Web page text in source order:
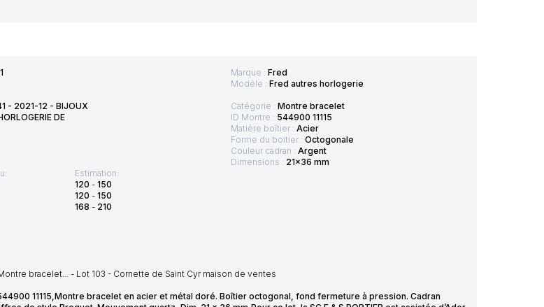
- 2021-12 - BIJOUX
DE
Estimation:
120 - 150
120 - 150
168 - 210
Marque : Fred
Modèle : Fred autres horlogerie
Catégorie : Montre bracelet
ID Montre : 544900 11115
Matière boîtier : Acier
Forme du boitier : Octogonale
Couleur cadran : Argent
Dimensions : 21x36 mm
bracelet... - Lot 103 - Cornette de Saint Cyr maison de ventes
11115,Montre bracelet en acier et métal doré. Boîtier octogonal, fond fermeture à pression. Cadran